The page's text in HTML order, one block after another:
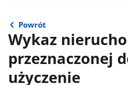
Powrót
Wykaz
przeznaczonej
użyczenie